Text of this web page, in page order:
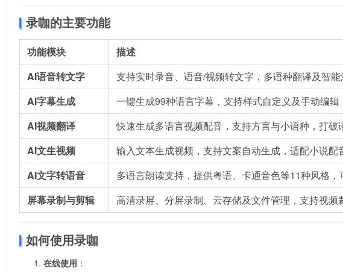
录咖的主要功能
功能模块
描述
AI语音转文字
支持实时录音、语音/视频转文字，多语种翻译及智能
AI字幕生成
一键生成99种语言字幕，支持样式自定义及手动编辑
AI视频翻译
快速生成多语言视频配音，支持方言与小语种，打破
AI文生视频
输入文本生成视频，支持文案自动生成，适配小说配
AI文字转语音
多语言朗读支持，提供粤语、卡通音色等11种风格，
屏幕录制与剪辑
高清录屏、分屏录制、云存储及文件管理，支持视频
如何使用录咖
在线使用 ：